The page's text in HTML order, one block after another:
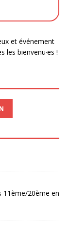
et événement
les bienvenu·es !
11ème/20ème en